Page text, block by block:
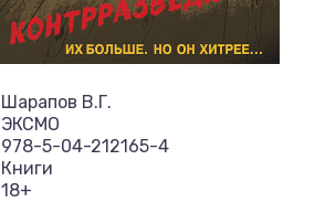
Шарапов В.Г.
ЭКСМО
978-5-04-212165-4
Книги
18+